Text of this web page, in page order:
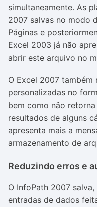
simultaneamente. As
2007 salvas no modo
Páginas e
Excel 2003 já não
abrir este arquivo no
O Excel 2007 também
personalizadas no
bem como não
resultados de alguns
apresenta mais a
armazenamento de
Reduzindo erros e
O InfoPath 2007
entradas de dados